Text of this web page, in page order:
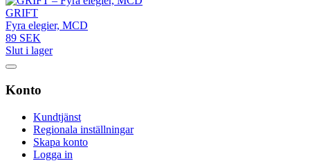
GRIFT
Fyra elegier, MCD
89 SEK
Slut i lager
Konto
Kundtjänst
Regionala inställningar
Skapa konto
Logga in